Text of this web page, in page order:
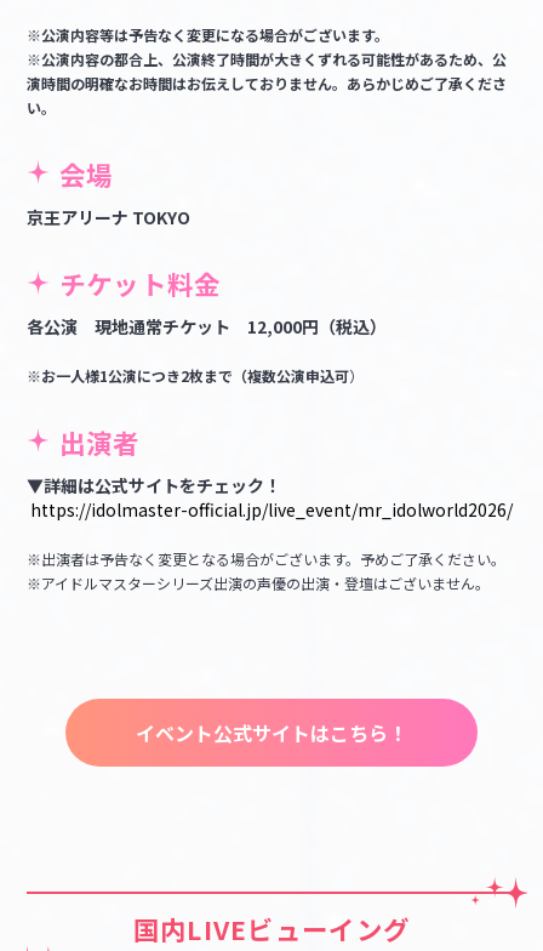
※公演内容等は予告なく変更になる場合がございます。
※公演内容の都合上、公演終了時間が大きくずれる可能性があるため、公
演時間の明確なお時間はお伝えしておりません。あらかじめご了承くださ
い。
会場
京王アリーナ TOKYO
チケット料金
各公演 現地通常チケット 12,000円（税込）
※お一人様1公演につき2枚まで（複数公演申込可）
出演者
▼詳細は公式サイトをチェック！
https://idolmaster-official.jp/live_event/mr_idolworld2026/
※出演者は予告なく変更となる場合がございます。予めご了承ください。
※アイドルマスターシリーズ出演の声優の出演・登壇はございません。
イベント公式サイトはこちら！
国内LIVEビューイング